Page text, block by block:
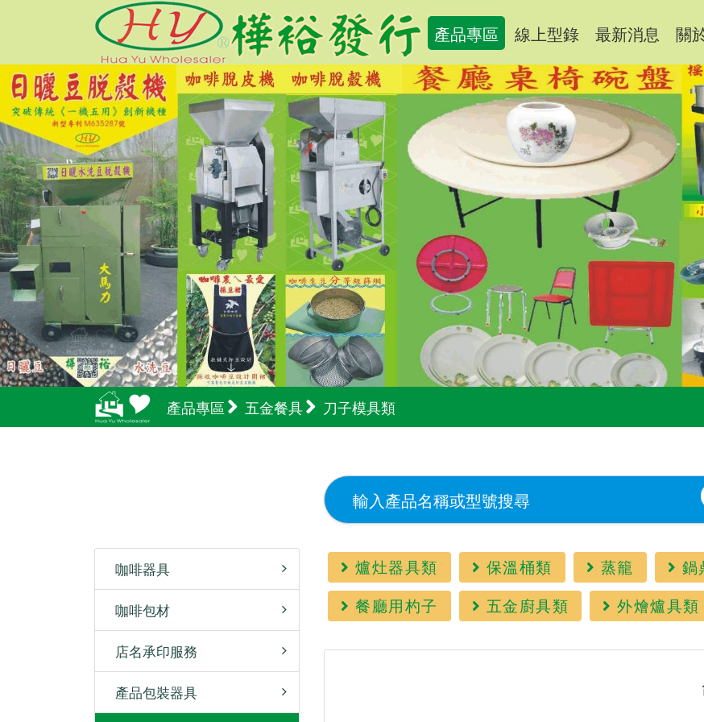
產品專區 線上型錄 最新消息 關
產品專區 五金餐具 刀子模具類
咖啡器具
咖啡包材
店名承印服務
產品包裝器具
爐灶器具類 保溫桶類 蒸籠 鍋
餐廳用杓子
五金廚具類 外燴爐具類